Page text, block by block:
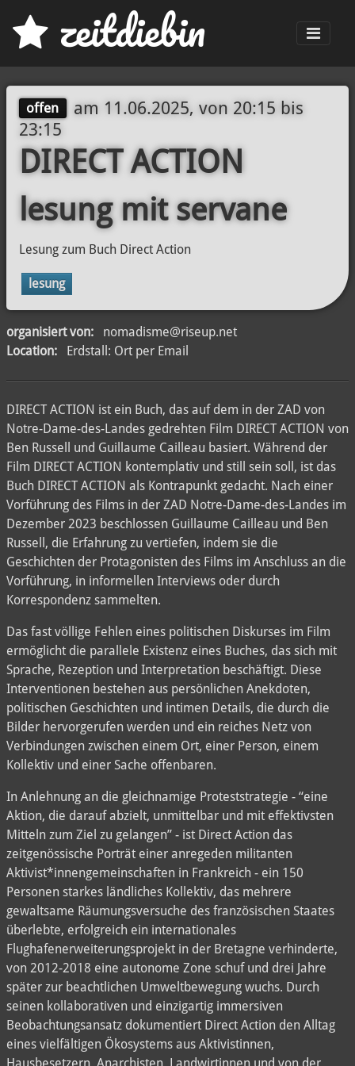
zeitdiebin
offen am 11.06.2025, von 20:15 bis
23:15
DIRECT ACTION
lesung mit servane
Lesung zum Buch Direct Action
lesung
organisiert von:
nomadisme@riseup.net
Location:
Erdstall: Ort per Email
DIRECT ACTION ist ein Buch, das auf dem in der ZAD von
Notre-Dame-des-Landes gedrehten Film DIRECT ACTION von
Ben Russell und Guillaume Cailleau basiert. Während der
Film DIRECT ACTION kontemplativ und still sein soll, ist das
Buch DIRECT ACTION als Kontrapunkt gedacht. Nach einer
Vorführung des Films in der ZAD Notre-Dame-des-Landes im
Dezember 2023 beschlossen Guillaume Cailleau und Ben
Russell, die Erfahrung zu vertiefen, indem sie die
Geschichten der Protagonisten des Films im Anschluss an die
Vorführung, in informellen Interviews oder durch
Korrespondenz sammelten.
Das fast völlige Fehlen eines politischen Diskurses im Film
ermöglicht die parallele Existenz eines Buches, das sich mit
Sprache, Rezeption und Interpretation beschäftigt. Diese
Interventionen bestehen aus persönlichen Anekdoten,
politischen Geschichten und intimen Details, die durch die
Bilder hervorgerufen werden und ein reiches Netz von
Verbindungen zwischen einem Ort, einer Person, einem
Kollektiv und einer Sache offenbaren.
In Anlehnung an die gleichnamige Proteststrategie - “eine
Aktion, die darauf abzielt, unmittelbar und mit effektivsten
Mitteln zum Ziel zu gelangen” - ist Direct Action das
zeitgenössische Porträt einer anregeden militanten
Aktivist*innengemeinschaften in Frankreich - ein 150
Personen starkes ländliches Kollektiv, das mehrere
gewaltsame Räumungsversuche des französischen Staates
überlebte, erfolgreich ein internationales
Flughafenerweiterungsprojekt in der Bretagne verhinderte,
von 2012-2018 eine autonome Zone schuf und drei Jahre
später zur beachtlichen Umweltbewegung wuchs. Durch
seinen kollaborativen und einzigartig immersiven
Beobachtungsansatz dokumentiert Direct Action den Alltag
eines vielfältigen Ökosystems aus Aktivistinnen,
Hausbesetzern, Anarchisten, Landwirtinnen und von der